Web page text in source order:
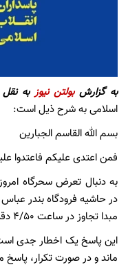
به گزارشبولتن نیوزبه نقل
اسلامی به شرح ذیل است:
بسم الله القاسم الجبارین
فمن اعتدی علیکم فاعتدوا
به دنبال تعرض سحرگاه
در حاشیه فرودگاه بندر عباس
مبدا تجاوز در ساعت ۴/۵۰ دقیقه هدف قرار گرفت.
این پاسخ یک اخطار جدی
ماند و در صورت تکرار، پاسخ